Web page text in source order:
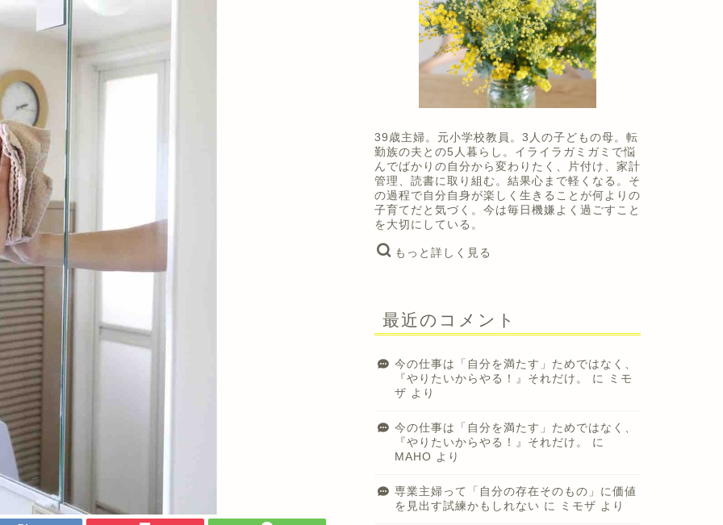
39歳主婦。元小学校教員。3人の子どもの母。転
勤族の夫との5人暮らし。イライラガミガミで悩
んでばかりの自分から変わりたく、片付け、家計
管理、読書に取り組む。結果心まで軽くなる。そ
の過程で自分自身が楽しく生きることが何よりの
子育てだと気づく。今は毎日機嫌よく過ごすこと
を大切にしている。
もっと詳しく見る
最近のコメント
今の仕事は「自分を満たす」ためではなく、
『やりたいからやる！』それだけ。
に
ミモ
ザ より
今の仕事は「自分を満たす」ためではなく、
『やりたいからやる！』それだけ。
に
MAHO より
専業主婦って「自分の存在そのもの」に価値
を見出す試練かもしれない に ミモザ より